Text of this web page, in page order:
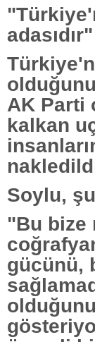
adasıdır"
AK Parti
kalkan
Soylu,
"Bu bize
gücünü,